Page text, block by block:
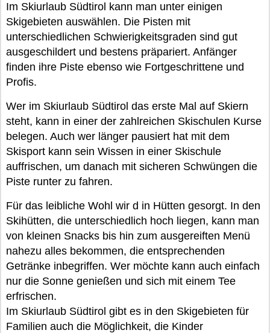
Im Skiurlaub Südtirol kann man unter einigen
Skigebieten auswählen. Die Pisten mit
unterschiedlichen Schwierigkeitsgraden sind gut
ausgeschildert und bestens präpariert. Anfänger
finden ihre Piste ebenso wie Fortgeschrittene und
Profis.
Wer im Skiurlaub Südtirol das erste Mal auf Skiern
steht, kann in einer der zahlreichen Skischulen Kurse
belegen. Auch wer länger pausiert hat mit dem
Skisport kann sein Wissen in einer Skischule
auffrischen, um danach mit sicheren Schwüngen die
Piste runter zu fahren.
Für das leibliche Wohl wir d in Hütten gesorgt. In den
Skihütten, die unterschiedlich hoch liegen, kann man
von kleinen Snacks bis hin zum ausgereiften Menü
nahezu alles bekommen, die entsprechenden
Getränke inbegriffen. Wer möchte kann auch einfach
nur die Sonne genießen und sich mit einem Tee
erfrischen.
Im Skiurlaub Südtirol gibt es in den Skigebieten für
Familien auch die Möglichkeit, die Kinder